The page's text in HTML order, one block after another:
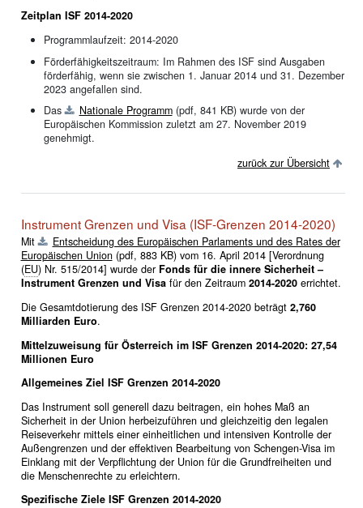
Zeitplan ISF 2014-2020
Programmlaufzeit: 2014-2020
Förderfähigkeitszeitraum: Im Rahmen des ISF sind Ausgaben
förderfähig, wenn sie zwischen 1. Januar 2014 und 31. Dezember
2023 angefallen sind.
Das
Nationale Programm(pdf, 841 KB) wurde von der
Europäischen Kommission zuletzt am 27. November 2019
genehmigt.
zurück zur Übersicht
Instrument Grenzen und Visa (ISF-Grenzen 2014-2020)
Mit
Entscheidung des Europäischen Parlaments und des Rates der
Europäischen Union(pdf, 883 KB)vom 16. April 2014 [Verordnung
(EU) Nr. 515/2014] wurde der Fonds für die innere Sicherheit –
Instrument Grenzen und Visafür den Zeitraum2014-2020errichtet.
Die Gesamtdotierung des ISF Grenzen 2014-2020 beträgt 2,760
Milliarden Euro.
Mittelzuweisung für Österreich im ISF Grenzen 2014-2020: 27,54
Millionen Euro
Allgemeines Ziel ISF Grenzen 2014-2020
Das Instrument soll generell dazu beitragen, ein hohes Maß an
Sicherheit in der Union herbeizuführen und gleichzeitig den legalen
Reiseverkehr mittels einer einheitlichen und intensiven Kontrolle der
Außengrenzen und der effektiven Bearbeitung von Schengen-Visa im
Einklang mit der Verpflichtung der Union für die Grundfreiheiten und
die Menschenrechte zu erleichtern.
Spezifische Ziele ISF Grenzen 2014-2020